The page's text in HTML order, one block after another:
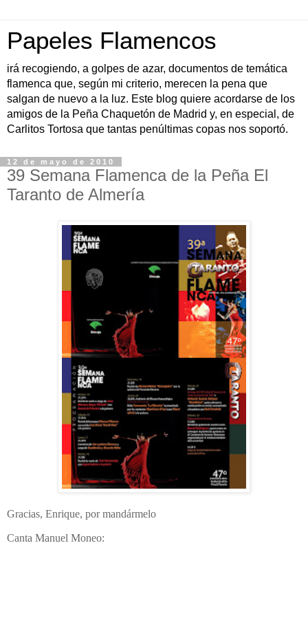
Papeles Flamencos
irá recogiendo, a golpes de azar, documentos de temática
flamenca que, según mi criterio, merecen la pena que
salgan de nuevo a la luz. Este blog quiere acordarse de los
amigos de la Peña Chaquetón de Madrid y, en especial, de
Carlitos Tortosa que tantas penúltimas copas nos soportó.
12 de mayo de 2010
39 Semana Flamenca de la Peña El
Taranto de Almería
Gracias, Enrique, por mandármelo
Canta Manuel Moneo: